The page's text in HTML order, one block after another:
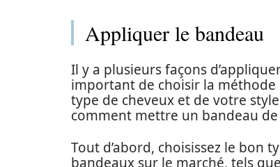
Appliquer le bandeau
Il y a plusieurs façons
important de choisir la
type de cheveux et de votre
comment mettre un bandeau
Tout d’abord, choisissez le bon
bandeaux sur le marché, tels